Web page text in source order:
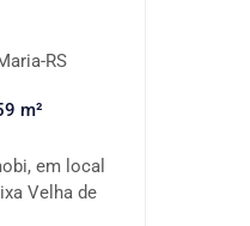
RS
m²
em local
Velha de